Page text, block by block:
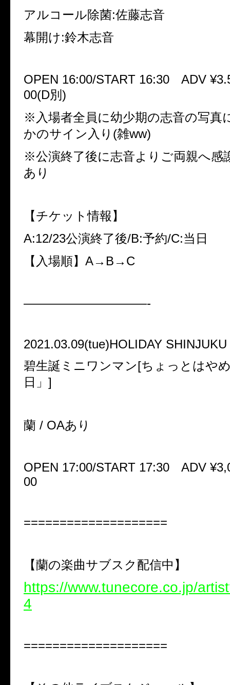
アルコール除菌:佐藤志音
幕開け:鈴木志音
OPEN 16:00/START 16:30 ADV
00(D別)
※入場者全員に幼少期の志音の写真
かのサイン入り(雑ww)
※公演終了後に志音よりご両親へ感
あり
【チケット情報】
A:12/23公演終了後/B:予約/C:当日
【入場順】A→B→C
——————————-
2021.03.09(tue)HOLIDAY SHINJUKU
碧生誕ミニワンマン[ちょっとはや
日」]
蘭 / OAあり
OPEN 17:00/START 17:30 ADV
00
====================
【蘭の楽曲サブスク配信中】
https://www.tunecore.co.jp/
4
====================